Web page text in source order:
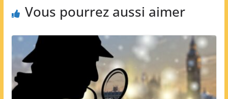
Vous pourrez aussi aimer